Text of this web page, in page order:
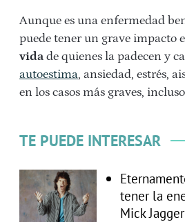
Aunque es una enfermedad
puede tener un grave impacto
vida de quienes la padecen y
autoestima, ansiedad, estrés,
en los casos más graves,
TE PUEDE INTERESAR
tener la
Mick